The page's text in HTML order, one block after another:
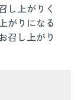
し上がりく
がりになる
召し上がり